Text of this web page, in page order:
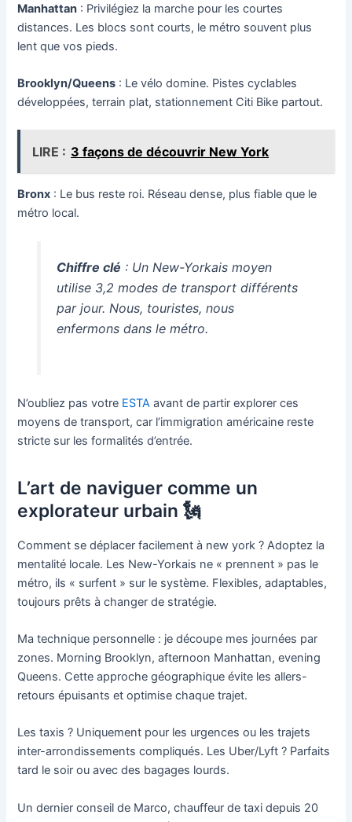
Manhattan : Privilégiez la marche pour les courtes
distances. Les blocs sont courts, le métro souvent plus
lent que vos pieds.
Brooklyn/Queens : Le vélo domine. Pistes cyclables
développées, terrain plat, stationnement Citi Bike partout.
LIRE : 3 façons de découvrir New York
Bronx : Le bus reste roi. Réseau dense, plus fiable que le
métro local.
Chiffre clé : Un New-Yorkais moyen
utilise 3,2 modes de transport différents
par jour. Nous, touristes, nous
enfermons dans le métro.
N’oubliez pas votre ESTA avant de partir explorer ces
moyens de transport, car l’immigration américaine reste
stricte sur les formalités d’entrée.
L’art de naviguer comme un
explorateur urbain 🗽
Comment se déplacer facilement à new york ? Adoptez la
mentalité locale. Les New-Yorkais ne « prennent » pas le
métro, ils « surfent » sur le système. Flexibles, adaptables,
toujours prêts à changer de stratégie.
Ma technique personnelle : je découpe mes journées par
zones. Morning Brooklyn, afternoon Manhattan, evening
Queens. Cette approche géographique évite les allers-
retours épuisants et optimise chaque trajet.
Les taxis ? Uniquement pour les urgences ou les trajets
inter-arrondissements compliqués. Les Uber/Lyft ? Parfaits
tard le soir ou avec des bagages lourds.
Un dernier conseil de Marco, chauffeur de taxi depuis 20